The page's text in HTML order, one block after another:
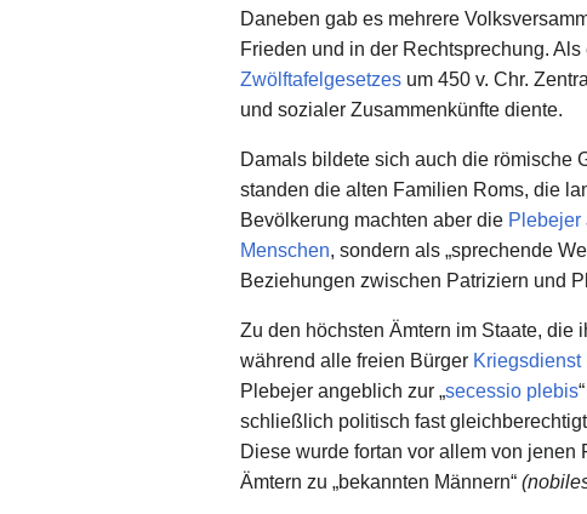
Daneben gab es mehrere
Frieden und in der Rechtsprechung.
Zwölftafelgesetzes um 450 v. Chr.
und sozialer Zusammenkünfte diente.
Damals bildete sich auch die römische
standen die alten Familien Roms, die
Bevölkerung machten aber die Plebejer
Menschen, sondern als „sprechende
Beziehungen zwischen Patriziern und
Zu den höchsten Ämtern im Staate, die
während alle freien Bürger Kriegsdienst
Plebejer angeblich zur „secessio plebis
schließlich politisch fast
Diese wurde fortan vor allem von
Ämtern zu „bekannten Männern“